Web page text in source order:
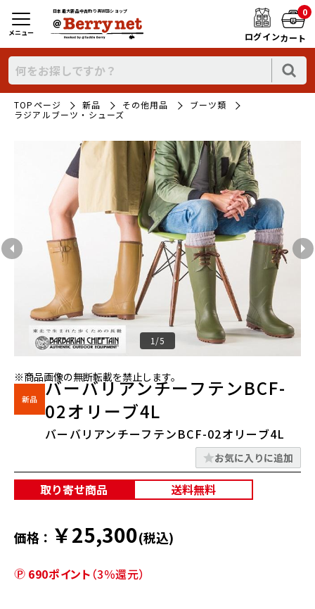
日本最大新品中古釣り具WEBショップ
ログイン
0
カート
メニュー
TOPページ 新品 その他用品
ブーツ類
ラジアルブーツ・シューズ
1/5
※商品画像の無断転載を禁止します。
バーバリアンチーフテンBCF-
02オリーブ4L
バーバリアンチーフテンBCF-02オリーブ4L
お気に入りに追加
取り寄せ商品 送料無料
価格： ￥25,300(税込)
690ポイント （3％還元）